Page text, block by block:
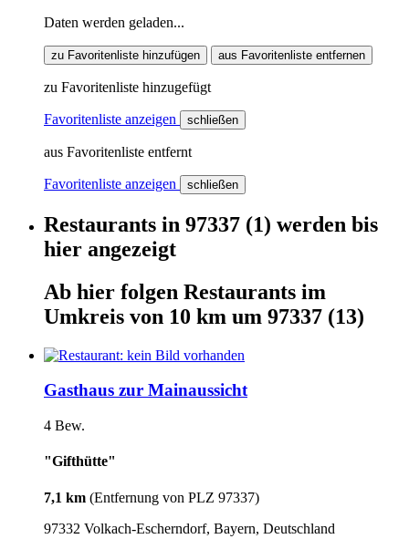
Daten werden geladen...
zu Favoritenliste hinzufügen aus Favoritenliste entfernen
zu Favoritenliste hinzugefügt
Favoritenliste anzeigen schließen
aus Favoritenliste entfernt
Favoritenliste anzeigen schließen
Restaurants in 97337 (1) werden bis
hier angezeigt
Ab hier folgen Restaurants im
Umkreis von 10 km um 97337 (13)
Gasthaus zur Mainaussicht
4 Bew.
"Gifthütte"
7,1 km (Entfernung von PLZ 97337)
97332 Volkach-Escherndorf, Bayern, Deutschland